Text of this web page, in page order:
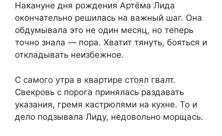
Накануне дня рождения Артёма Лида
окончательно решилась на важный шаг. Она
обдумывала это не один месяц, но теперь
точно знала — пора. Хватит тянуть, бояться и
откладывать неизбежное.
С самого утра в квартире стоял гвалт.
Свекровь с порога принялась раздавать
указания, гремя кастрюлями на кухне. То и
дело подзывала Лиду, недовольно морщась.